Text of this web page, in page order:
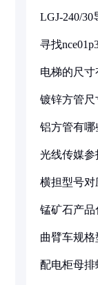
LGJ-240/
寻找
电梯的尺
镀锌方管
铝方管有哪
光线传媒
横担型号对
锰矿石产
曲臂车规格
配电柜母